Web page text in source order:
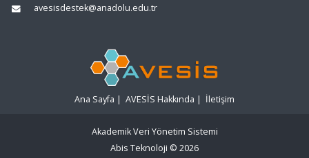
avesisdestek@anadolu.edu.tr
Ana Sayfa | AVESİS Hakkında | İletişim
Akademik Veri Yönetim Sistemi
Abis Teknoloji © 2026